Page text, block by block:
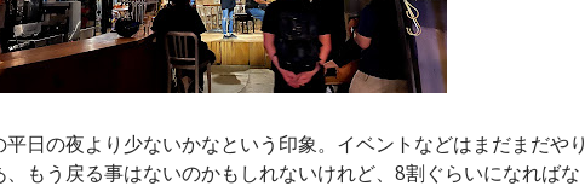
日の夜より少ないかなという印象。イベントなどはまだまだやり
もう戻る事はないのかもしれないけれど、8割ぐらいになればな